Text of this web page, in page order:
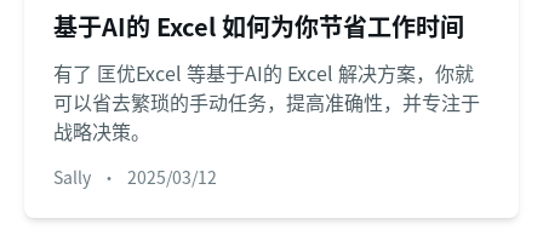
基于AI的 Excel 如何为你节省工作时间
有了 匡优Excel 等基于AI的 Excel 解决方案，你就
可以省去繁琐的手动任务，提高准确性，并专注于
战略决策。
Sally • 2025/03/12